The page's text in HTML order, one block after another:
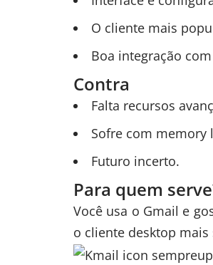
O cliente mais
Boa integração
Contra
Falta recursos
Sofre com memory
Futuro incerto.
Para quem
Você usa o Gmail e
o cliente desktop